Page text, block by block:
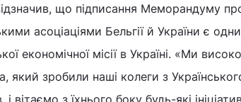
що підписання Меморандуму
асоціаціями Бельгії й України є
економічної місії в Україні. «Ми
який зробили наші колеги з
вітаємо з їхнього боку будь-які